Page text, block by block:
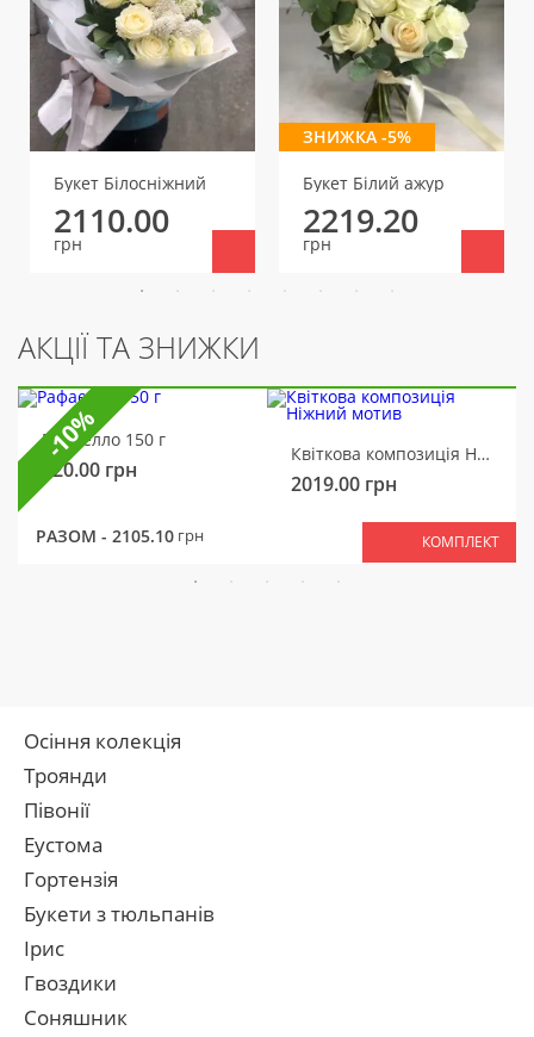
Букет Білосніжний
2110.00
грн
ЗНИЖКА -5%
Букет Білий ажур
2219.20
грн
АКЦІЇ ТА ЗНИЖКИ
Рафаелло 150 г
320.00 грн
Квіткова композиція Ніжний мотив
2019.00 грн
РАЗОМ - 2105.10 грн КОМПЛЕКТ
-10%
Осіння колекція
Троянди
Півонії
Еустома
Гортензія
Букети з тюльпанів
Ірис
Гвоздики
Соняшник